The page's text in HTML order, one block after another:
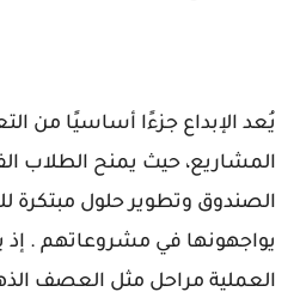
يُعد الإبداع جزءًا أساسيًا من
المشاريع، حيث يمنح الطلاب
الصندوق وتطوير حلول مبتكرة
يواجهونها في مشروعاتهم .
العملية مراحل مثل العصف